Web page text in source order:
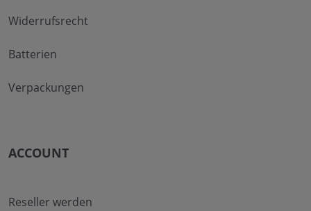
Widerrufsrecht
Batterien
Verpackungen
ACCOUNT
Reseller werden